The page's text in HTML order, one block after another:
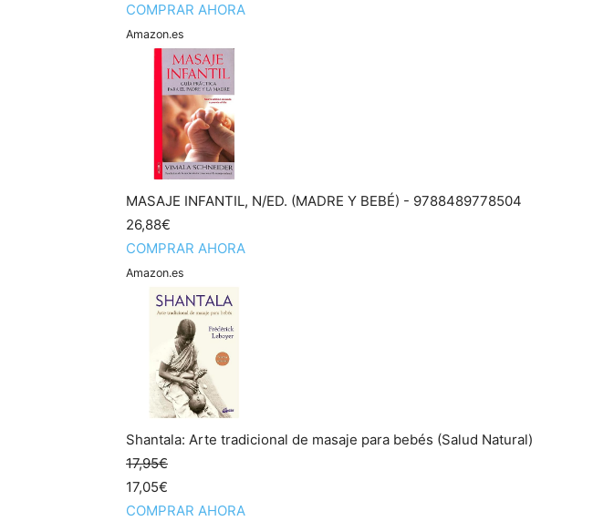
COMPRAR AHORA
Amazon.es
MASAJE INFANTIL, N/ED. (MADRE Y BEBÉ) - 9788489778504
26,88€
COMPRAR AHORA
Amazon.es
Shantala: Arte tradicional de masaje para bebés (Salud Natural)
17,95€
17,05€
COMPRAR AHORA